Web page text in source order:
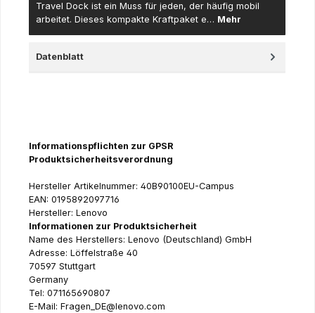
Travel Dock ist ein Muss für jeden, der häufig mobil
arbeitet. Dieses kompakte Kraftpaket e… Mehr
Datenblatt
Informationspflichten zur GPSR
Produktsicherheitsverordnung
Hersteller Artikelnummer: 40B90100EU-Campus
EAN: 0195892097716
Hersteller: Lenovo
Informationen zur Produktsicherheit
Name des Herstellers: Lenovo (Deutschland) GmbH
Adresse: Löffelstraße 40
70597 Stuttgart
Germany
Tel: 071165690807
E-Mail: Fragen_DE@lenovo.com